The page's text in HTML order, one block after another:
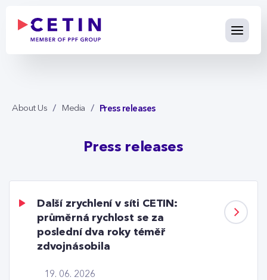
About Us Media Press releases
Press releases
19. 06. 2026
Další zrychlení v síti CETIN:
průměrná rychlost se za
poslední dva roky téměř
zdvojnásobila